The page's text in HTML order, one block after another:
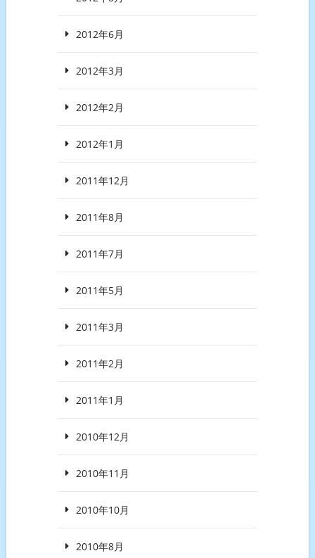
2012年6月
2012年3月
2012年2月
2012年1月
2011年12月
2011年8月
2011年7月
2011年5月
2011年3月
2011年2月
2011年1月
2010年12月
2010年11月
2010年10月
2010年8月